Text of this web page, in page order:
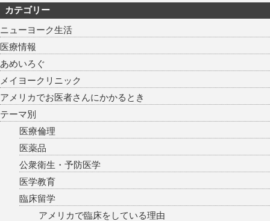
カテゴリー
ニューヨーク生活
医療情報
あめいろぐ
メイヨークリニック
アメリカでお医者さんにかかるとき
テーマ別
医療倫理
医薬品
公衆衛生・予防医学
医学教育
臨床留学
アメリカで臨床をしている理由